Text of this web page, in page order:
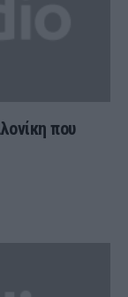
που